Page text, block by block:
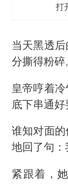
打
当天黑透
分撕得粉碎
皇帝哼着
底下串通好
谁知对面
地回了句：
紧跟着，